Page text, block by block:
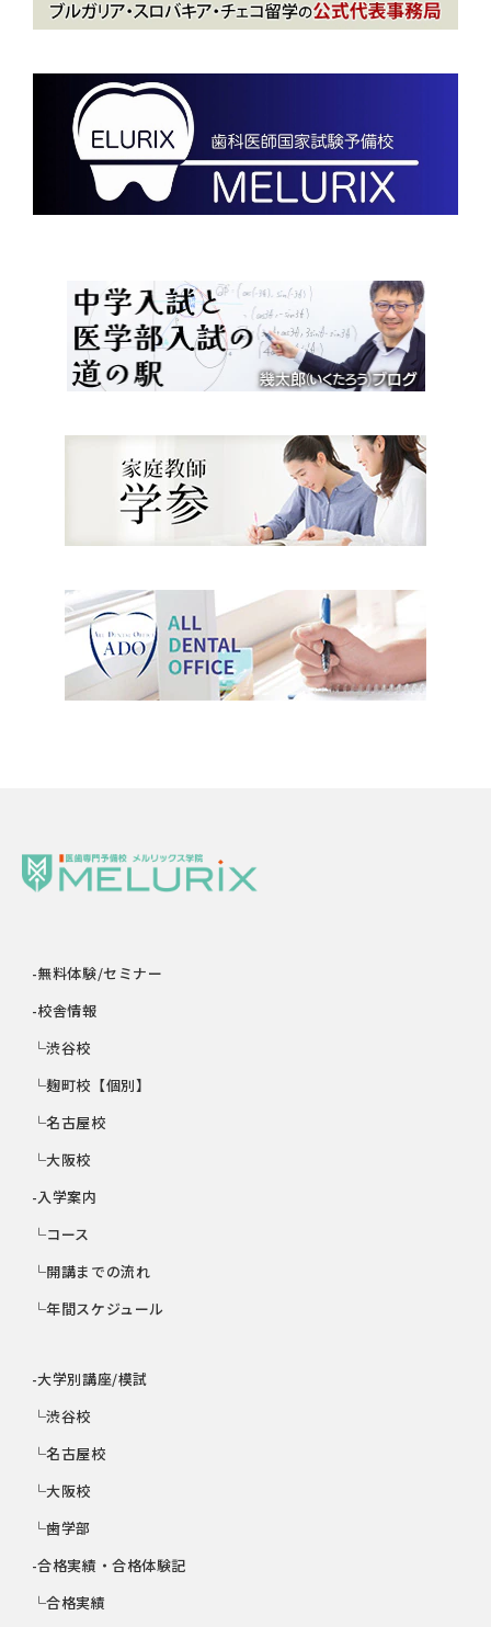
-無料体験/セミナー
-校舎情報
└渋谷校
└麹町校【個別】
└名古屋校
└大阪校
-入学案内
└コース
└開講までの流れ
└年間スケジュール
-大学別講座/模試
└渋谷校
└名古屋校
└大阪校
└歯学部
-合格実績・合格体験記
└合格実績